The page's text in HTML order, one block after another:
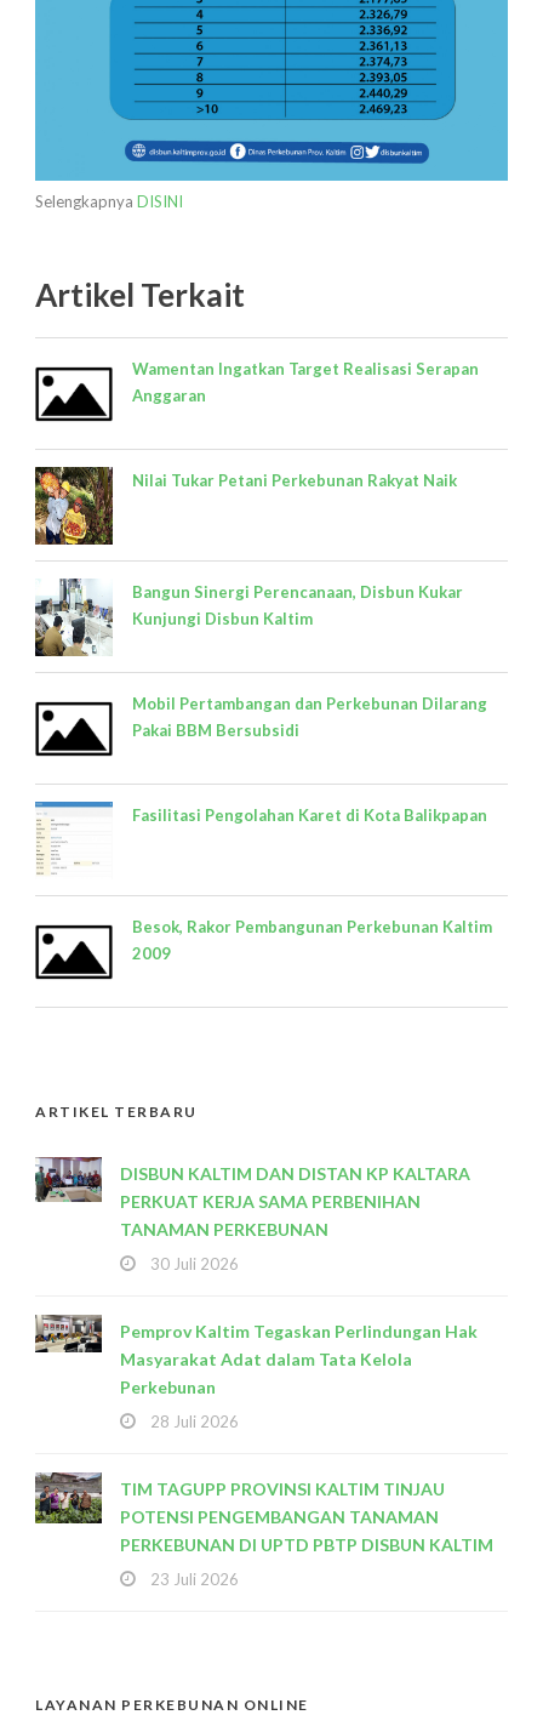
Selengkapnya DISINI
Artikel Terkait
Wamentan Ingatkan Target Realisasi Serapan
Anggaran
Nilai Tukar Petani Perkebunan Rakyat Naik
Bangun Sinergi Perencanaan, Disbun Kukar
Kunjungi Disbun Kaltim
Mobil Pertambangan dan Perkebunan Dilarang
Pakai BBM Bersubsidi
Fasilitasi Pengolahan Karet di Kota Balikpapan
Besok, Rakor Pembangunan Perkebunan Kaltim
2009
ARTIKEL TERBARU
DISBUN KALTIM DAN DISTAN KP KALTARA
PERKUAT KERJA SAMA PERBENIHAN
TANAMAN PERKEBUNAN
30 Juli 2026
Pemprov Kaltim Tegaskan Perlindungan Hak
Masyarakat Adat dalam Tata Kelola
Perkebunan
28 Juli 2026
TIM TAGUPP PROVINSI KALTIM TINJAU
POTENSI PENGEMBANGAN TANAMAN
PERKEBUNAN DI UPTD PBTP DISBUN KALTIM
23 Juli 2026
LAYANAN PERKEBUNAN ONLINE